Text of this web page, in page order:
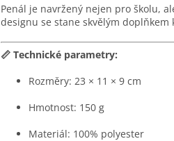
Penál je navržený nejen pro školu,
designu se stane skvělým
📏 Technické parametry:
Rozměry: 23 × 11 × 9 cm
Hmotnost: 150 g
Materiál: 100% polyester